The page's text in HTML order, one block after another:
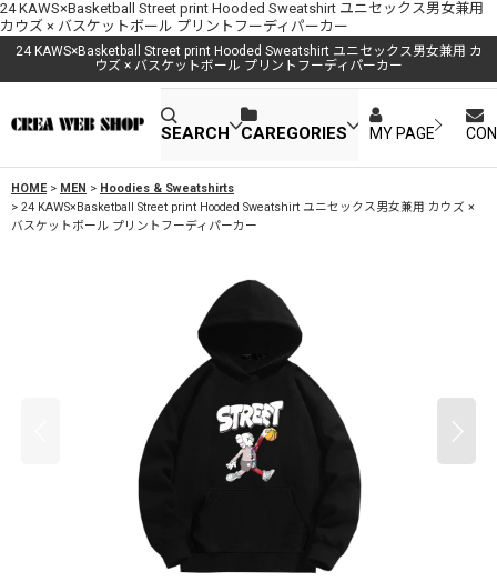
24 KAWS×Basketball Street print Hooded Sweatshirt ユニセックス男女兼用
カウズ × バスケットボール プリントフーディパーカー
24 KAWS×Basketball Street print Hooded Sweatshirt ユニセックス男女兼用 カ
ウズ × バスケットボール プリントフーディパーカー
SEARCH CAREGORIES MY PAGE
HOME > MEN > Hoodies & Sweatshirts
> 24 KAWS×Basketball Street print Hooded Sweatshirt ユニセックス男女兼用 カウズ ×
バスケットボール プリントフーディパーカー